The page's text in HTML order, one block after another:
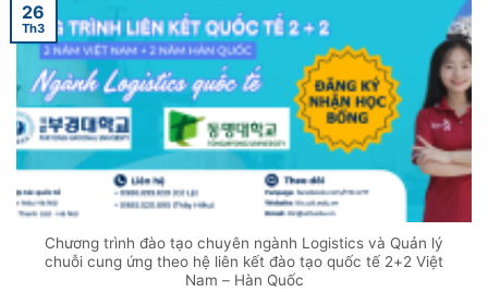
Chương trình đào tạo chuyên ngành Logistics và Quản lý
chuỗi cung ứng theo hệ liên kết đào tạo quốc tế 2+2 Việt
Nam – Hàn Quốc
26
Th3